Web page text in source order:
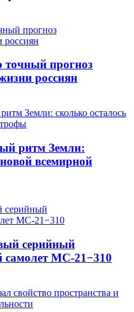
точный прогноз
россиян
ритм Земли:
всемирной
серийный
МС-21−310